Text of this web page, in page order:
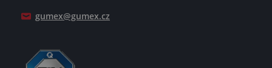
gumex@gumex.cz